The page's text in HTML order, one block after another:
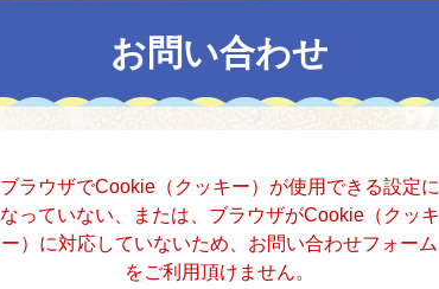
お問い合わせ
ブラウザでCookie（クッキー）が使用できる設定に
なっていない、または、ブラウザがCookie（クッキ
ー）に対応していないため、お問い合わせフォーム
をご利用頂けません。